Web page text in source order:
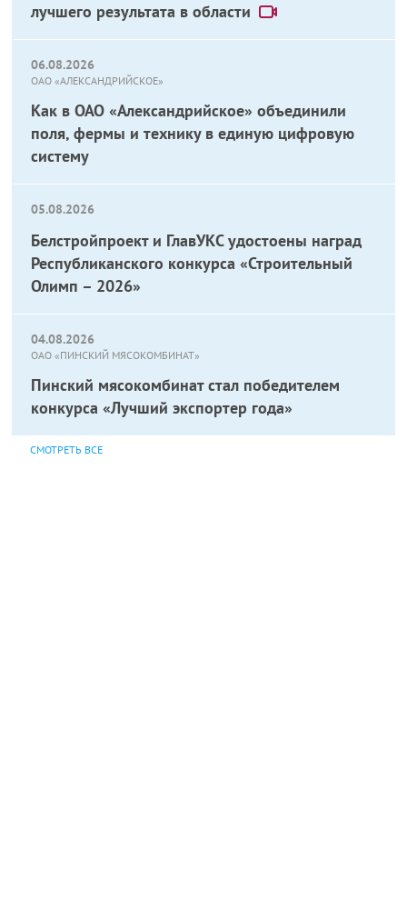
лучшего результата в области
06.08.2026
ОАО «АЛЕКСАНДРИЙСКОЕ»
Как в ОАО «Александрийское» объединили
поля, фермы и технику в единую цифровую
систему
05.08.2026
Белстройпроект и ГлавУКС удостоены наград
Республиканского конкурса «Строительный
Олимп – 2026»
04.08.2026
ОАО «ПИНСКИЙ МЯСОКОМБИНАТ»
Пинский мясокомбинат стал победителем
конкурса «Лучший экспортер года»
СМОТРЕТЬ ВСЕ